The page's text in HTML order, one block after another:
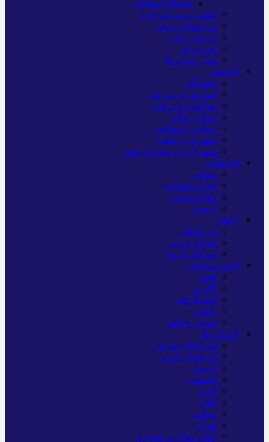
باشگاه استقلال
کشتی و وزنه‌برداری
ورزشهای رزمی
ورزش زنان
توپ و تور
سایر حوزه ها
*جامعه
دانشگاه
آموزش و پرورش
بهداشت و درمان
سبک زندگی
حوادث، انتظامی
شهری و رفاهی
شهرداری و شورای شهر
*فرهنگی
مذهبی
ایثار و شهادت
دفاع مقدس
اربعین
*جهان
بین الملل
آسیای غربی
آمریکا و اروپا
*چندرسانه‌ای
فیلم
گالری
اینفوگرافی
عکس
صوت و فیلم
*استان ها
آذربایجان شرقی
آذربایجان غربی
اردبیل
اصفهان
البرز
ایلام
بوشهر
تهران
چهار محال و بختیاری